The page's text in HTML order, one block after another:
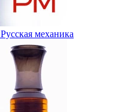
механика